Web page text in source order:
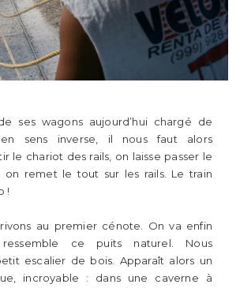
ses wagons aujourd’hui chargé de
sens inverse, il nous faut alors
le chariot des rails, on laisse passer le
on remet le tout sur les rails. Le train
!
au premier cénote. On va enfin
ce puits naturel. Nous
escalier de bois. Apparaît alors un
incroyable : dans une caverne à